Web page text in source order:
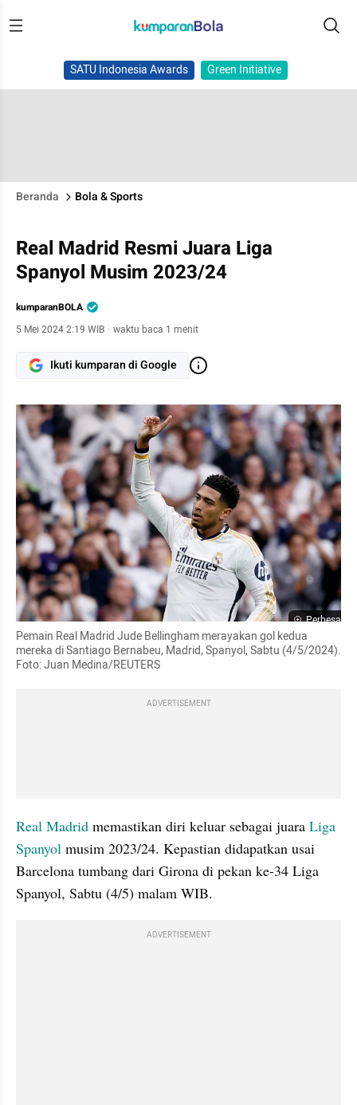
SATU Indonesia Awards Green Initiative
Beranda Bola & Sports
Real Madrid Resmi Juara Liga
Spanyol Musim 2023/24
kumparanBOLA
5 Mei 2024 2:19 WIB · waktu baca 1 menit
Ikuti kumparan di Google
Perbesar
Pemain Real Madrid Jude Bellingham merayakan gol kedua
mereka di Santiago Bernabeu, Madrid, Spanyol, Sabtu (4/5/2024).
Foto: Juan Medina/REUTERS
ADVERTISEMENT
Real Madrid memastikan diri keluar sebagai juara Liga
Spanyol musim 2023/24. Kepastian didapatkan usai
Barcelona tumbang dari Girona di pekan ke-34 Liga
Spanyol, Sabtu (4/5) malam WIB.
ADVERTISEMENT